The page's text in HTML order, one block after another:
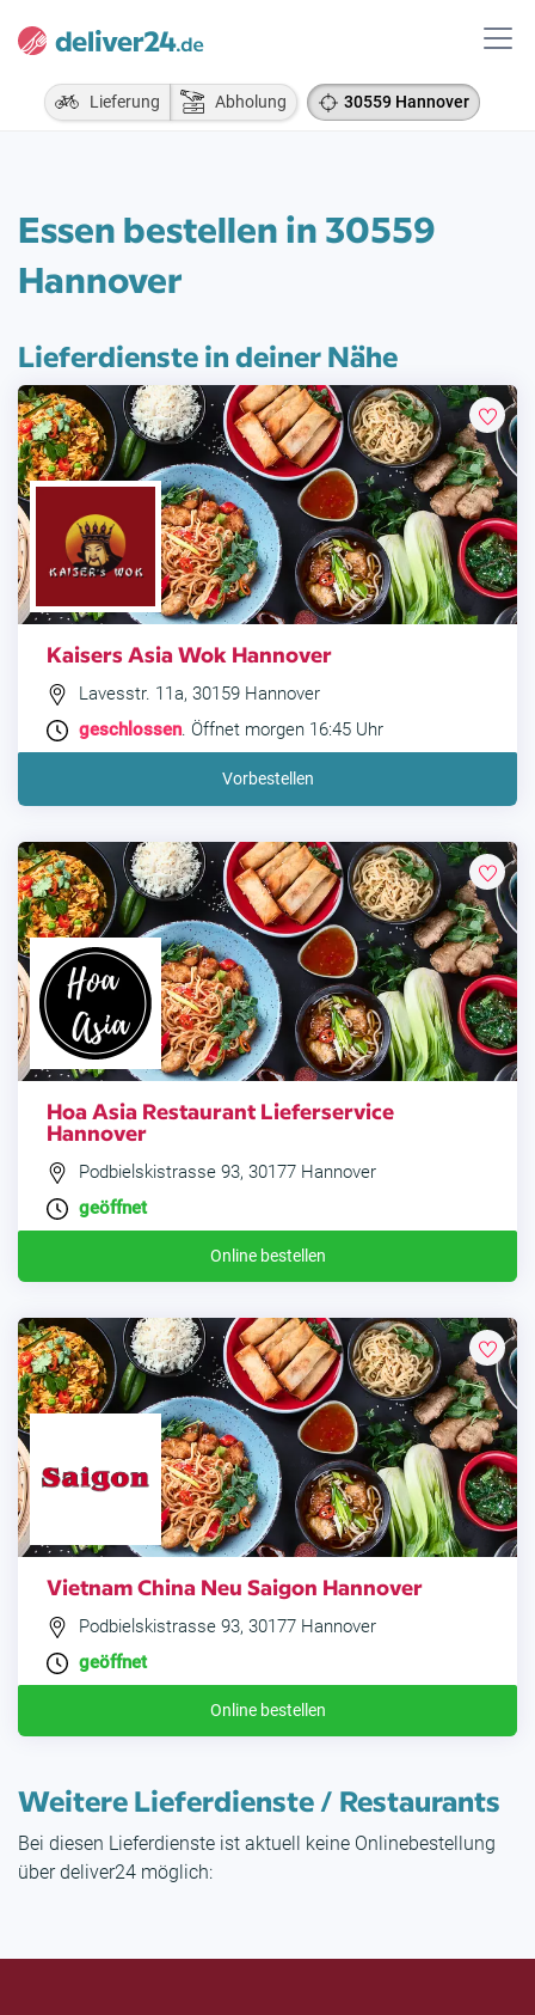
Lieferung Abholung 30559 Hannover
Essen bestellen in 30559
Hannover
Lieferdienste in deiner Nähe
Kaisers Asia Wok Hannover
Lavesstr. 11a, 30159 Hannover
geschlossen. Öffnet morgen 16:45 Uhr
Vorbestellen
Hoa Asia Restaurant Lieferservice
Hannover
Podbielskistrasse 93, 30177 Hannover
geöffnet
Online bestellen
Vietnam China Neu Saigon Hannover
Podbielskistrasse 93, 30177 Hannover
geöffnet
Online bestellen
Weitere Lieferdienste / Restaurants
Bei diesen Lieferdienste ist aktuell keine Onlinebestellung
über deliver24 möglich: